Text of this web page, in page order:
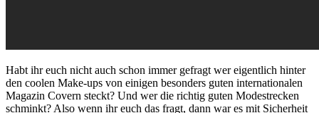
Habt ihr euch nicht auch schon immer gefragt wer eigentlich hinter
den coolen Make-ups von einigen besonders guten internationalen
Magazin Covern steckt? Und wer die richtig guten Modestrecken
schminkt? Also wenn ihr euch das fragt, dann war es mit Sicherheit